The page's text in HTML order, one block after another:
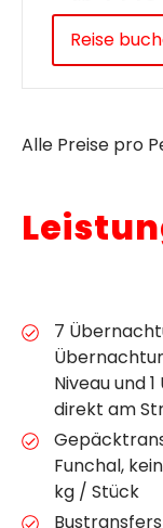
Reise
Alle Preise pro
7
Niveau und
direkt am
Funchal,
kg / Stück